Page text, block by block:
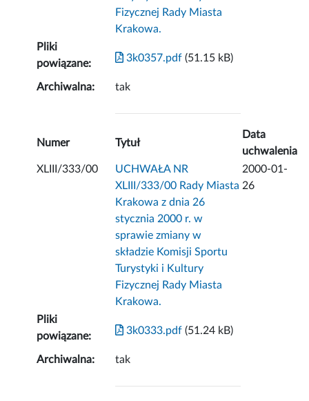
Fizycznej Rady Miasta
Krakowa.
Pliki
powiązane:
3k0357.pdf (51.15 kB)
Archiwalna: tak
Numer Tytuł
Data
uchwalenia
XLIII/333/00
UCHWAŁA NR
XLIII/333/00 Rady Miasta
Krakowa z dnia 26
stycznia 2000 r. w
sprawie zmiany w
składzie Komisji Sportu
Turystyki i Kultury
Fizycznej Rady Miasta
Krakowa.
2000-01-
26
Pliki
powiązane:
3k0333.pdf (51.24 kB)
Archiwalna: tak